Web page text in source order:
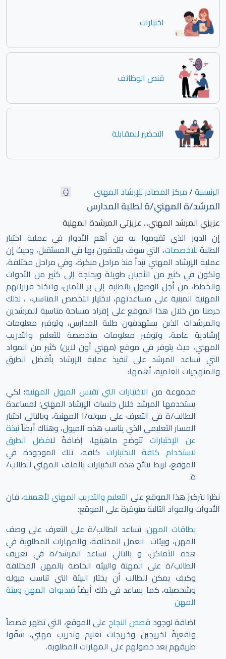
اختبارات
قنص الوظائف
التحضير للمقابلة
الرئيسية/مركز المصادر للإرشاد المهني
المرشد/ة المهني/ة لطلبة المدارس
عزيزي المرشد المهني... عزيزتي المرشدة المهنية
إن الدور الذي تقوموا به من أهم الأدوار في عملية اختيار
الطلبةللتخصصات، التي سوف يلتحقون بها في المستقبل، وحيث إن
عملية الإرشاد المهني تبدأ منذ مراحل مبكرة، وفي مراحل مختلفة،
وتكون في كثير من الأحيان طويلة وبحاجة إلى كثير من الأدوات
والخطط، من أجل الوصول بالطلبة إلى بر الأمان، واتخاذ قراراتهم
المهنية المبنية على مساعدتهم، لاختيار التخصص المناسب، ، لذلك
حرصنا من خلال هذا الموقع على إفراد مساحة مناسبة للمرشدين
والمرشدات الذين يستهدفون طلبة المدارس، وتوفير معلومات
إرشادية عامة، وتوفير معلومات متخصصة للتعليم والتدريب
المهني، حيث يتوفر في موقع (مهني أون لاين) كثير من المواد
التي تساعد المرشد على تنفيذ عملية الإرشاد بأفضل الطرق
والمنهجيات العلمية، أهمها:
مجموعة من الاختبارات التي تقيس الميول المهنية؛ لكي
يستخدمها المرشد خلال جلسات الإرشاد المهني؛ لمساعدة
الطالب/ة في التعرف على ميوله/ا المهنية، وبالتالي اختيار
المسار التعليمي الذي يناسب هذه الميول، وهناك أيضاًنبذة
عن الإختباراتتتوضح ماهيتها، إضافةً لافضل الطرق
لاستخدام كافة الاختبارات كافة، تلك الموجودة في
الموقع، لربط نتائج هذه الاختبارات بالملف المهني للطالب/
ة.
نظرا لتركيز هذا الموقع على التعليم والتدريب المهني لأهميته، فان
الأدوات والمواد التالية متوفرة على الموقع:
بطاقات المهن: تساعد الطالب/ة على التعرف على وصف
المهن، وبيئات العمل المختلفة، والمهارات المطلوبة في
هذه الأماكن، و بالتالي تساعد المرشد/ة في تعريف
الطالب/ة على المهنة والبيئه الخاصة بالمهن المختلفة
وكيف يمكن للطالب أن يختار البيئة التي تناسب ميوله
وشخصيته، كما يساعد في ذلك أيضاً فيديوات المهن وبيئة
المهن
اضافة لوجود قصص النجاح على الموقع، التي تظهر قصصاً
واقعيةً لخريجين وخريجات تعليم وتدريب مهني، شقّوا
طريقهم بعد حصولهم على المهارات المطلوبة.